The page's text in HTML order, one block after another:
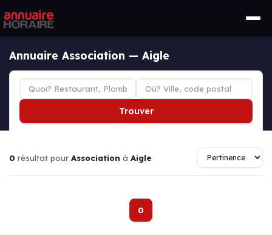
Annuaire Association — Aigle
Trouver
0 résultat pour Association à Aigle
0